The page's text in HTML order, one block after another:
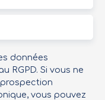
données
RGPD. Si vous ne
vous pouvez